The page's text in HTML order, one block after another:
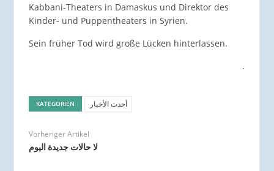
Kabbani-Theaters in Damaskus und Direktor des
Kinder- und Puppentheaters in Syrien.
Sein früher Tod wird große Lücken hinterlassen.
.
KATEGORIEN أحدث الأخبار
Vorheriger Artikel
لا حالات جديدة اليوم